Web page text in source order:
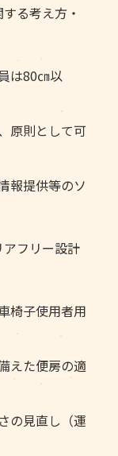
る考え方・
は80㎝以
原則として可
報提供等のソ
フリー設計
椅子使用者用
えた便房の適
の見直し（運